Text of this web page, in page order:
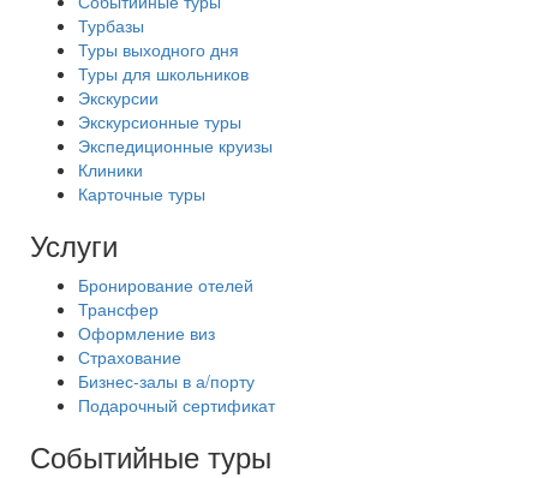
Турбазы
Туры выходного дня
Туры для школьников
Экскурсии
Экскурсионные туры
Экспедиционные круизы
Клиники
Карточные туры
Услуги
Бронирование отелей
Трансфер
Оформление виз
Страхование
Бизнес-залы в а/порту
Подарочный сертификат
Событийные туры